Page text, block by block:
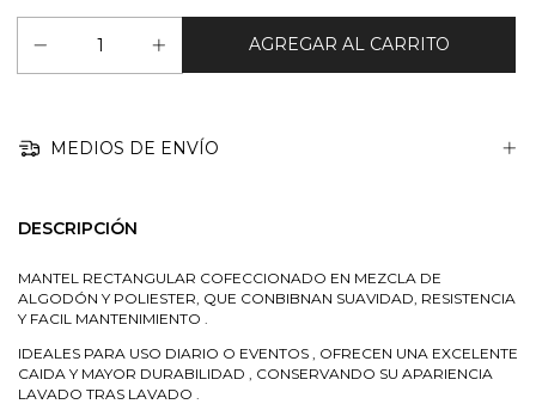
MEDIOS DE ENVÍO
DESCRIPCIÓN
MANTEL RECTANGULAR COFECCIONADO EN MEZCLA DE
ALGODÓN Y POLIESTER, QUE CONBIBNAN SUAVIDAD, RESISTENCIA
Y FACIL MANTENIMIENTO .
IDEALES PARA USO DIARIO O EVENTOS , OFRECEN UNA EXCELENTE
CAIDA Y MAYOR DURABILIDAD , CONSERVANDO SU APARIENCIA
LAVADO TRAS LAVADO .